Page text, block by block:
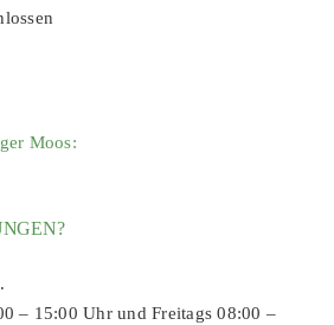
Moos:
– 15:00 Uhr und Freitags 08:00 –